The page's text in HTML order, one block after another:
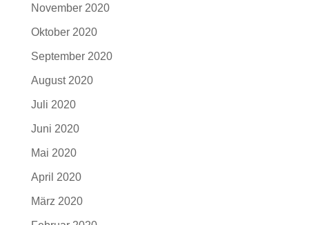
November 2020
Oktober 2020
September 2020
August 2020
Juli 2020
Juni 2020
Mai 2020
April 2020
März 2020